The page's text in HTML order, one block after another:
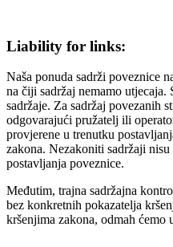
Liability for links:
Naša ponuda sadrži poveznice
na čiji sadržaj nemamo utjecaja.
sadržaje. Za sadržaj povezanih
odgovarajući pružatelj ili
provjerene u trenutku
zakona. Nezakoniti sadržaji
postavljanja poveznice.
Međutim, trajna sadržajna
bez konkretnih pokazatelja
kršenjima zakona, odmah ćemo